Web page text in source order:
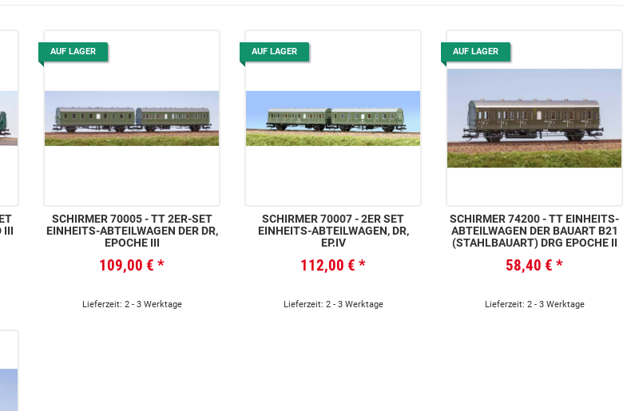
III
AUF LAGER
SCHIRMER 70005 - TT 2ER-SET
EINHEITS-ABTEILWAGEN DER DR,
EPOCHE III
109,00 € *
Lieferzeit: 2 - 3 Werktage
AUF LAGER
SCHIRMER 70007 - 2ER SET
EINHEITS-ABTEILWAGEN, DR,
EP.IV
112,00 € *
Lieferzeit: 2 - 3 Werktage
AUF LAGER
SCHIRMER 74200 - TT EINHEITS-
ABTEILWAGEN DER BAUART B21
(STAHLBAUART) DRG EPOCHE II
58,40 € *
Lieferzeit: 2 - 3 Werktage